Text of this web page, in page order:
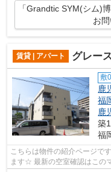
「Grandtic SYM(シム)
お
賃貸 | アパート グレー
敷0
鹿
福
鹿
築
福
こちらは物件の紹介ページで
ます☆ 最新の空室確認はこの